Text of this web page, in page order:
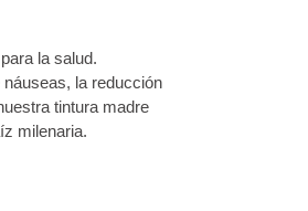
la salud.
la reducción
tintura madre
milenaria.